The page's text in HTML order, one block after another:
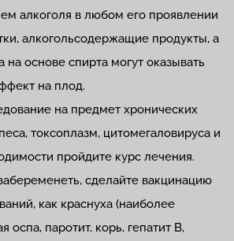
алкоголя в любом его проявлении
алкогольсодержащие продукты, а
на основе спирта могут оказывать
на плод.
на предмет хронических
токсоплазм, цитомегаловируса и
пройдите курс лечения.
сделайте вакцинацию
как краснуха (наиболее
оспа, паротит, корь, гепатит В,